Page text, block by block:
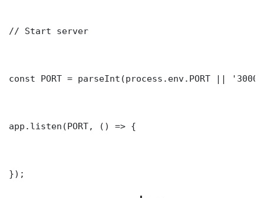
// Start server
const PORT = parseInt(process.env.PORT ||
app.listen(PORT, () => {
});